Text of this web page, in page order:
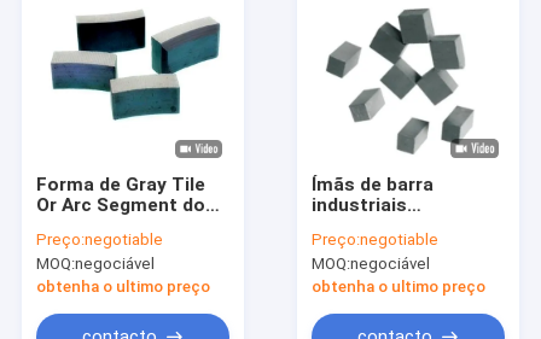
Forma de Gray Tile
Or Arc Segment do
ímãs de barra da
ferrite de SrO
6Fe2O3
Preço:negotiable
MOQ:negociável
obtenha o ultimo preço
Ímãs de barra
industriais
do ímã da ferrite de
38cc 40cc 16949
Preço:negotiable
MOQ:negociável
obtenha o ultimo preço